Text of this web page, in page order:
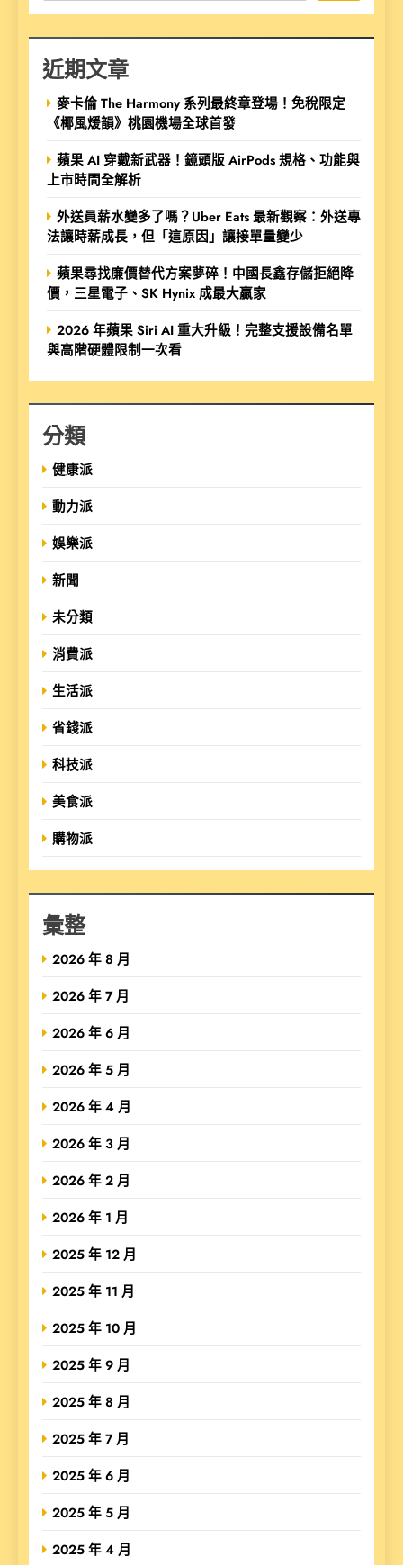
近期文章
麥卡倫 The Harmony 系列最終章登場！免稅限定
《椰風煖韻》桃園機場全球首發
蘋果 AI 穿戴新武器！鏡頭版 AirPods 規格、功能與
上市時間全解析
外送員薪水變多了嗎？Uber Eats 最新觀察：外送專
法讓時薪成長，但「這原因」讓接單量變少
蘋果尋找廉價替代方案夢碎！中國長鑫存儲拒絕降
價，三星電子、SK Hynix 成最大贏家
2026 年蘋果 Siri AI 重大升級！完整支援設備名單
與高階硬體限制一次看
分類
健康派
動力派
娛樂派
新聞
未分類
消費派
生活派
省錢派
科技派
美食派
購物派
彙整
2026 年 8 月
2026 年 7 月
2026 年 6 月
2026 年 5 月
2026 年 4 月
2026 年 3 月
2026 年 2 月
2026 年 1 月
2025 年 12 月
2025 年 11 月
2025 年 10 月
2025 年 9 月
2025 年 8 月
2025 年 7 月
2025 年 6 月
2025 年 5 月
2025 年 4 月